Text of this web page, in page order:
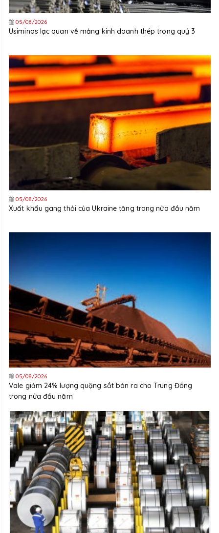
05/08/2026
Usiminas lạc quan về mảng kinh doanh thép trong quý 3
05/08/2026
Xuất khẩu gang thỏi của Ukraine tăng trong nửa đầu năm
05/08/2026
Vale giảm 24% lượng quặng sắt bán ra cho Trung Đông
trong nửa đầu năm